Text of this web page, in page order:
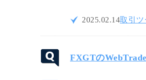
2025.02.14取引ツ
FXGTの